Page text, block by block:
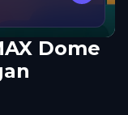
Dome